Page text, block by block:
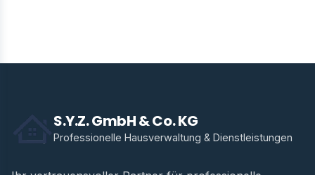
S.Y.Z. GmbH & Co. KG
Professionelle Hausverwaltung & Dienstleistungen